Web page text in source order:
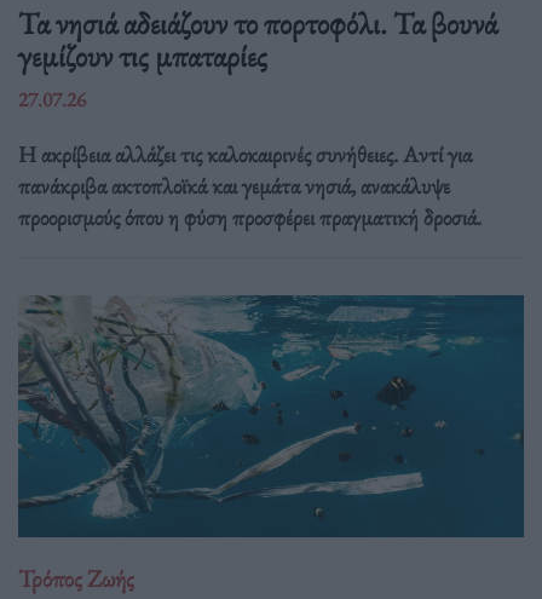
Τα νησιά αδειάζουν το πορτοφόλι. Τα βουνά
γεμίζουν τις μπαταρίες
27.07.26
Η ακρίβεια αλλάζει τις καλοκαιρινές συνήθειες. Αντί για
πανάκριβα ακτοπλοϊκά και γεμάτα νησιά, ανακάλυψε
προορισμούς όπου η φύση προσφέρει πραγματική δροσιά.
Τρόπος Ζωής